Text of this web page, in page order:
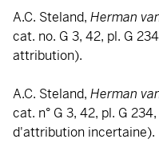
A.C. Steland, Herman
cat. no. G 3, 42, pl. G
attribution).
A.C. Steland, Herman
cat. n° G 3, 42, pl. G
d'attribution incertaine).